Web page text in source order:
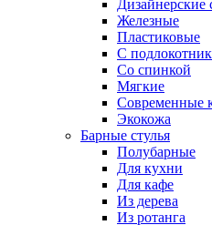
Дизайнерские
Железные
Пластиковые
С
Со спинкой
Мягкие
Современные
Экокожа
Барные стулья
Полубарные
Для кухни
Для кафе
Из дерева
Из ротанга